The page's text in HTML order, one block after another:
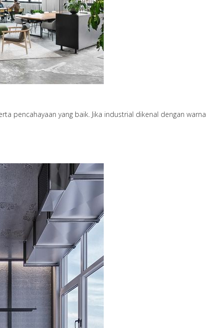
pencahayaan yang baik. Jika industrial dikenal dengan warna